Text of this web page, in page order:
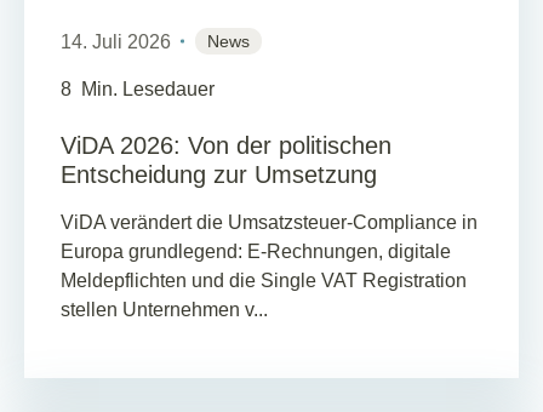
14. Juli 2026 News
8 Min. Lesedauer
ViDA 2026: Von der politischen
Entscheidung zur Umsetzung
ViDA verändert die Umsatzsteuer-Compliance in
Europa grundlegend: E-Rechnungen, digitale
Meldepflichten und die Single VAT Registration
stellen Unternehmen v...